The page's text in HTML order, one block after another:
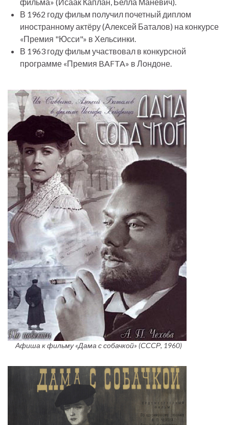
фильма» (Исаак Каплан, Белла Маневич).
В 1962 году фильм получил почетный диплом
иностранному актёру (Алексей Баталов) на конкурсе
«Премия "Юсси"» в Хельсинки.
В 1963 году фильм участвовал в конкурсной
программе «Премия BAFTA» в Лондоне.
Афиша к фильму «Дама с собачкой» (СССР, 1960)